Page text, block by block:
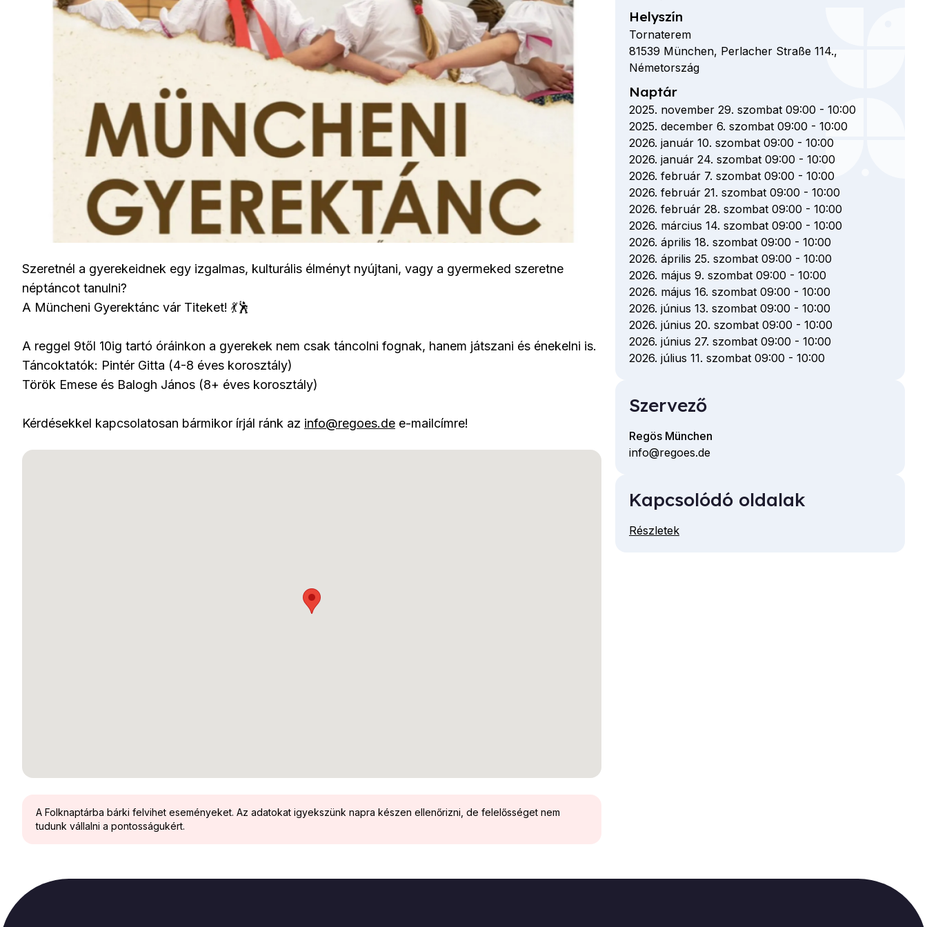
Szeretnél a gyerekeidnek egy izgalmas, kulturális élményt nyújtani, vagy a gyermeked szeretne
néptáncot tanulni?
A Müncheni Gyerektánc vár Titeket! 💃🕺
A reggel 9től 10ig tartó óráinkon a gyerekek nem csak táncolni fognak, hanem játszani és énekelni is.
Táncoktatók: Pintér Gitta (4-8 éves korosztály)
Török Emese és Balogh János (8+ éves korosztály)
Kérdésekkel kapcsolatosan bármikor írjál ránk az info@regoes.de e-mailcímre!
A Folknaptárba bárki felvihet eseményeket. Az adatokat igyekszünk napra készen ellenőrizni, de felelősséget nem
tudunk vállalni a pontosságukért.
Helyszín
Tornaterem
81539 München, Perlacher Straße 114.,
Németország
Naptár
2025. november 29. szombat 09:00 - 10:00
2025. december 6. szombat 09:00 - 10:00
2026. január 10. szombat 09:00 - 10:00
2026. január 24. szombat 09:00 - 10:00
2026. február 7. szombat 09:00 - 10:00
2026. február 21. szombat 09:00 - 10:00
2026. február 28. szombat 09:00 - 10:00
2026. március 14. szombat 09:00 - 10:00
2026. április 18. szombat 09:00 - 10:00
2026. április 25. szombat 09:00 - 10:00
2026. május 9. szombat 09:00 - 10:00
2026. május 16. szombat 09:00 - 10:00
2026. június 13. szombat 09:00 - 10:00
2026. június 20. szombat 09:00 - 10:00
2026. június 27. szombat 09:00 - 10:00
2026. július 11. szombat 09:00 - 10:00
Szervező
Regös München
E-
cím
info@regoes.de
Kapcsolódó oldalak
Részletek